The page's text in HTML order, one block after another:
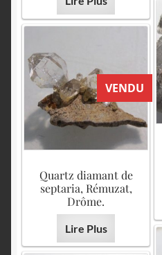
VENDU
Quartz diamant de
septaria, Rémuzat,
Drôme.
Lire Plus